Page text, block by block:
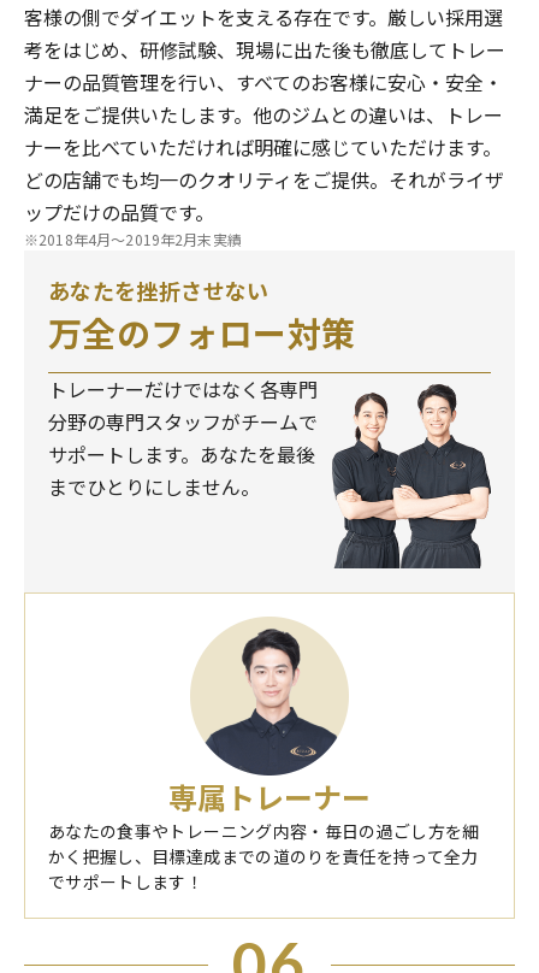
客様の側でダイエットを支える存在です。厳しい採用選
考をはじめ、研修試験、現場に出た後も徹底してトレー
ナーの品質管理を行い、すべてのお客様に安心・安全・
満足をご提供いたします。他のジムとの違いは、トレー
ナーを比べていただければ明確に感じていただけます。
どの店舗でも均一のクオリティをご提供。それがライザ
ップだけの品質です。
※2018年4月～2019年2月末実績
あなたを挫折させない
万全のフォロー対策
トレーナーだけではなく各専門
分野の専門スタッフがチームで
サポートします。あなたを最後
までひとりにしません。
専属トレーナー
あなたの食事やトレーニング内容・毎日の過ごし方を細
かく把握し、目標達成までの道のりを責任を持って全力
でサポートします！